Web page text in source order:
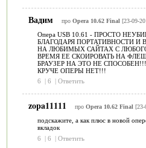
Вадим про Opera 10.62 Final [23-09-
Опера USB 10.61 - ПРОСТО
БЛАГОДАРЯ ПОРТАТИВНОСТИ
НА ЛЮБИМЫХ САЙТАХ С
ВРЕМЯ ЕЕ СКОИРОВАТЬ НА
БРАУЗЕР НА ЭТО НЕ
КРУЧЕ ОПЕРЫ НЕТ!!!
6
| 6 | Ответить
zopa11111 про Opera 10.62 Final [23-
подскажите, а как плюс в новой
вкладок
6
| 6 | Ответить